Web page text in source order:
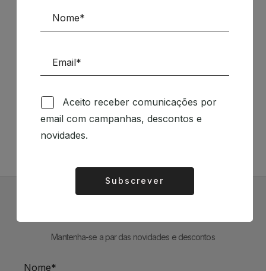
TÉCNICA LIVRARIA »
Mantenha-se a par das novidades e descontos
Aceito receber comunicações por
email com campanhas, descontos e
novidades.
Subscrever